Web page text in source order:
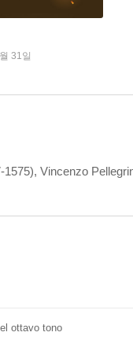
31일
Vincenzo
ottavo tono